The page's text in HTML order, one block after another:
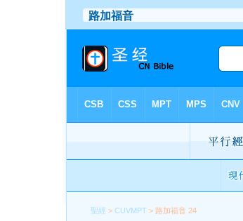
聖經 >CUVMPT > 路加福音 24